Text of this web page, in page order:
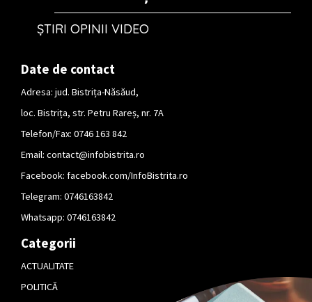
ȘTIRI OPINII VIDEO
Date de contact
Adresa: jud. Bistrița-Năsăud,
loc. Bistrița, str. Petru Rareș, nr. 7A
Telefon/Fax: 0746 163 842
Email: contact@infobistrita.ro
Facebook: facebook.com/InfoBistrita.ro
Telegram: 0746163842
Whatsapp: 0746163842
Categorii
ACTUALITATE
POLITICĂ